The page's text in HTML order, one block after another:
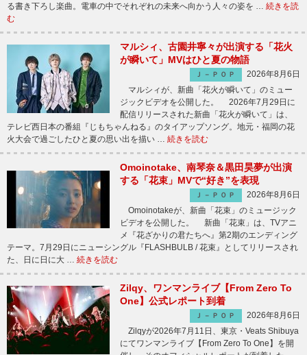
る書き下ろし楽曲。電車の中でそれぞれの未来へ向かう人々の姿を … 続きを読
む
マルシィ、古園井寧々が出演する「花火
が瞬いて」MVはひと夏の物語
Ｊ－ＰＯＰ
2026年8月6日
マルシィが、新曲「花火が瞬いて」のミュー
ジックビデオを公開した。 2026年7月29日に
配信リリースされた新曲「花火が瞬いて」は、
テレビ西日本の番組『じもちゃんねる』のタイアップソング。地元・福岡の花
火大会で過ごしたひと夏の思い出を描い … 続きを読む
Omoinotake、南琴奈＆黒田昊夢が出演
する「花束」MVで“好き”を表現
Ｊ－ＰＯＰ
2026年8月6日
Omoinotakeが、新曲「花束」のミュージック
ビデオを公開した。 新曲「花束」は、TVアニ
メ『花ざかりの君たちへ』第2期のエンディング
テーマ。7月29日にニューシングル『FLASHBULB / 花束』としてリリースされ
た、日に日に大 … 続きを読む
Zilqy、ワンマンライブ【From Zero To
One】公式レポート到着
Ｊ－ＰＯＰ
2026年8月6日
Zilqyが2026年7月11日、東京・Veats Shibuya
にてワンマンライブ【From Zero To One】を開